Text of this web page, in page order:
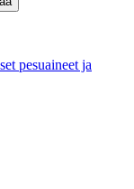
pesuaineet ja